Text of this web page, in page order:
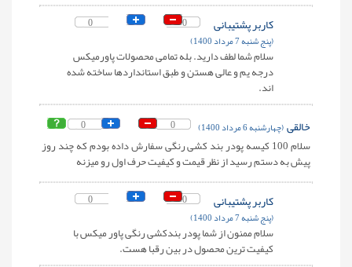
0 0 کاربر پشتیبانی
(پنج شنبه 7 مرداد 1400)
سلام شما لطف دارید. بله تمامی محصولات پاورمیکس
درجه یم و عالی هستن و طبق استانداردها ساخته شده
اند.
0 0 خالقی(چهارشنبه 6 مرداد 1400)
سلام 100 کیسه پودر بند کشی رنگی سفارش داده بودم که چند روز
پیش به دستم رسید از نظر قیمت و کیفیت حرف اول رو میزنه
0 0 کاربر پشتیبانی
(پنج شنبه 7 مرداد 1400)
سلام ممنون از شما پودر بندکشی رنگی پاور میکس با
کیفیت ترین محصول در بین رقبا هست.